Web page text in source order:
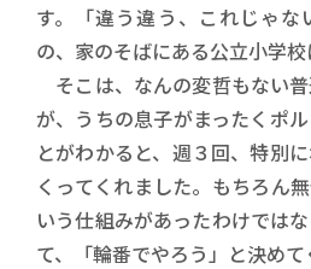
す。「違う違う、これじゃな
の、家のそばにある公立小学校
そこは、なんの変哲もない
が、うちの息子がまったくポ
とがわかると、週３回、特別
くってくれました。もちろん
いう仕組みがあったわけでは
て、「輪番でやろう」と決めて